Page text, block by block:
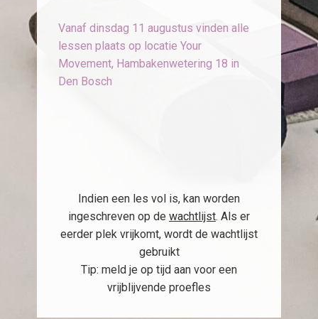
Vanaf dinsdag 11 augustus vinden alle
lessen plaats op locatie Your
Movement, Hambakenwetering 18 in
Den Bosch
Indien een les vol is, kan worden
ingeschreven op de wachtlijst. Als er
eerder plek vrijkomt, wordt de wachtlijst
gebruikt
Tip: meld je op tijd aan voor een
vrijblijvende proefles